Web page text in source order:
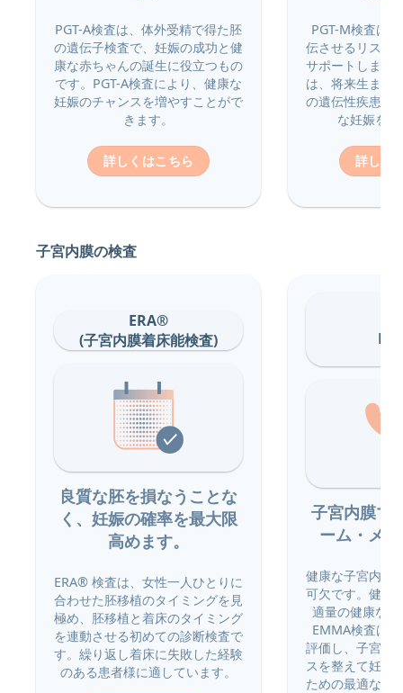
PGT-A検査は、体外受精で得た胚
の遺伝子検査で、妊娠の成功と健
康な赤ちゃんの誕生に役立つもの
です。PGT-A検査により、健康な
妊娠のチャンスを増やすことがで
きます。
詳しくはこちら
PGT-M検査は
伝させるリスク
サポートします
は、将来生まれ
の遺伝性疾患の
な妊娠を
詳しく
子宮内膜の検査
ERA®
(子宮内膜着床能検査)
良質な胚を損なうことな
く、妊娠の確率を最大限
高めます。
ERA® 検査は、女性一人ひとりに
合わせた胚移植のタイミングを見
極め、胚移植と着床のタイミング
を連動させる初めての診断検査で
す。繰り返し着床に失敗した経験
のある患者様に適しています。
子宮内膜マ
ーム・メ
健康な子宮内膜
可欠です。健康
適量の健康な
EMMA検査は
評価し、子宮内
スを整えて妊娠
ための最適な治